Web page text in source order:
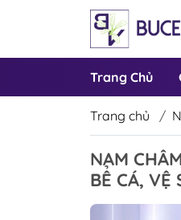
Trang Chủ
Trang chủ /
NAM
BỂ CÁ, VỆ